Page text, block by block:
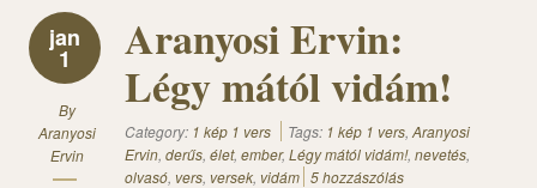
jan
1
By
Aranyosi
Ervin
Aranyosi Ervin:
Légy mától vidám!
Category: 1 kép 1 vers Tags: 1 kép 1 vers, Aranyosi
Ervin, derűs, élet, ember, Légy mától vidám!, nevetés,
olvasó, vers, versek, vidám 5 hozzászólás